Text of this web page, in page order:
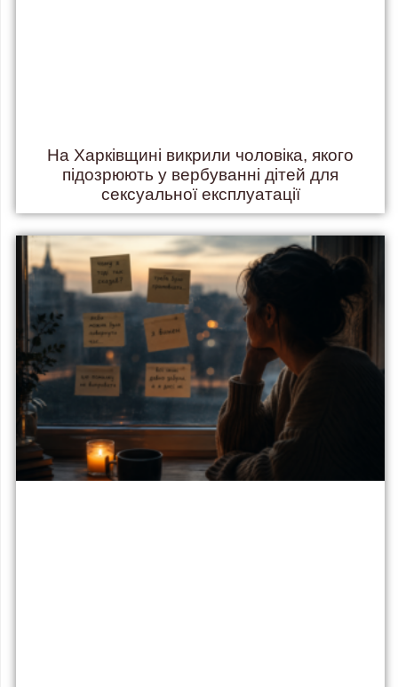
На Харківщині викрили чоловіка, якого
підозрюють у вербуванні дітей для
сексуальної експлуатації